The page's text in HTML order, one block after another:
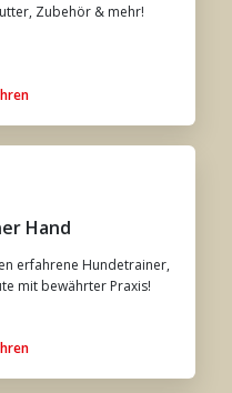
Zubehör & mehr!
Hand
erfahrene Hundetrainer,
mit bewährter Praxis!